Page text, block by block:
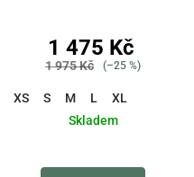
1 475 Kč
1 975 Kč (–25 %)
XS S M L
XL
Skladem
hodnocení